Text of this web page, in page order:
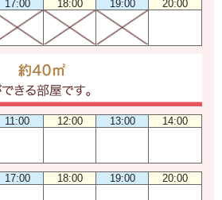
17:00 18:00 19:00 20:00
11:00 12:00 13:00 14:00
17:00 18:00 19:00 20:00